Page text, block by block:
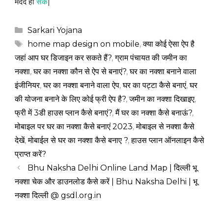
Categories
Sarkari Yojana
Tags
home map design on mobile,क्या कोई ऐसा ऐप है
जहां आप घर डिजाइन कर सकते हैं?,ग्राम पंचायत की जमीन का
नक्शा,घर का नक्शा कौन से ऐप से बनाएं?,घर का नक्शा बनाने वाला
इंजीनियर,घर का नक्शा बनाने वाला ऐप,घर का पट्टा कैसे बनाएं,घर
की योजना बनाने के लिए कोई फ्री ऐप है?,जमीन का नक्शा दिखाइए,
फ्री में 3डी हाउस प्लान कैसे बनाएं?,मैं घर का नक्शा कैसे बनाऊं?,
मोबाइल पर घर का नक्शा कैसे बनाएं 2023,मोबाइल से नक्शा कैसे
देखें,मोबाईल से घर का नक्शा कैसे बनाए ?,हाउस प्लान ऑनलाइन कैसे
प्राप्त करें?
Bhu Naksha Delhi Online Land Map | दिल्ली भू
नक्शा चेक और डाउनलोड कैसे करें | Bhu Naksha Delhi | भू
नक्शा दिल्ली @ gsdl.org.in